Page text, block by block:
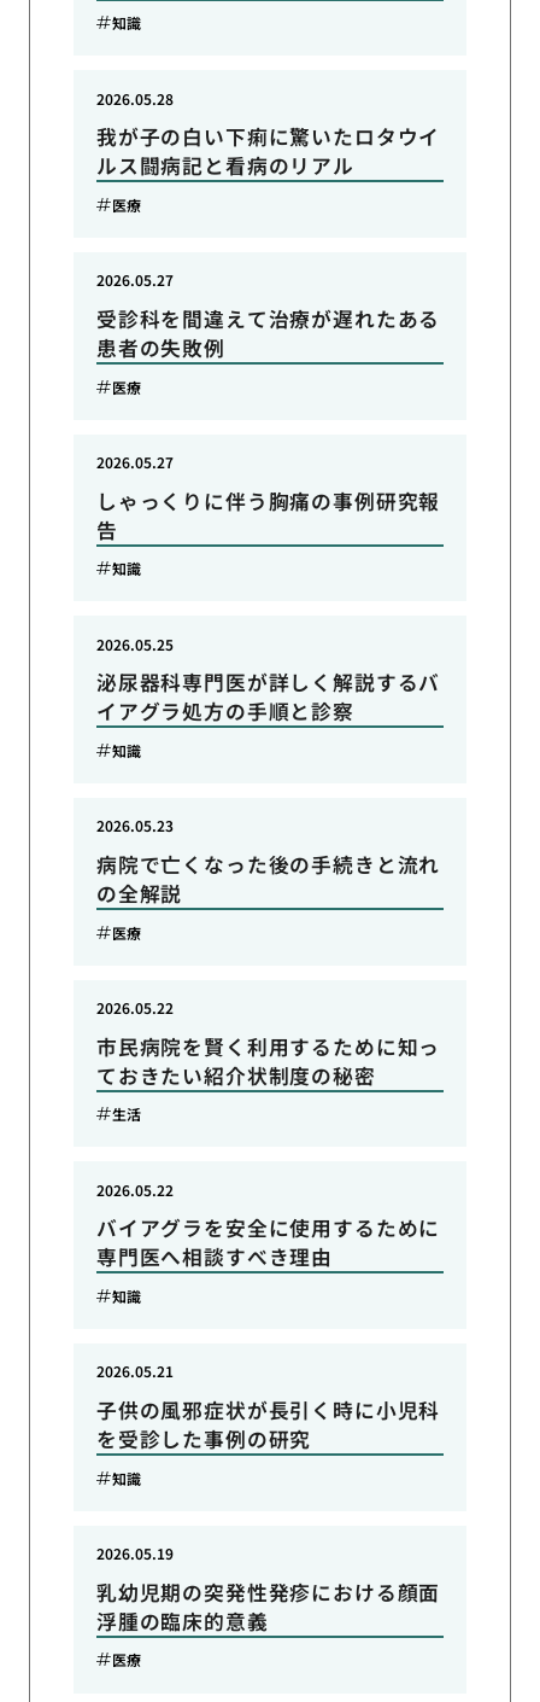
知識
我が子の白い下痢に驚いたロタウイ
ルス闘病記と看病のリアル
2026.05.28
医療
受診科を間違えて治療が遅れたある
患者の失敗例
2026.05.27
医療
しゃっくりに伴う胸痛の事例研究報
告
2026.05.27
知識
泌尿器科専門医が詳しく解説するバ
イアグラ処方の手順と診察
2026.05.25
知識
病院で亡くなった後の手続きと流れ
の全解説
2026.05.23
医療
市民病院を賢く利用するために知っ
ておきたい紹介状制度の秘密
2026.05.22
生活
バイアグラを安全に使用するために
専門医へ相談すべき理由
2026.05.22
知識
子供の風邪症状が長引く時に小児科
を受診した事例の研究
2026.05.21
知識
乳幼児期の突発性発疹における顔面
浮腫の臨床的意義
2026.05.19
医療